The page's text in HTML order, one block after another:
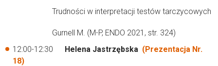
Trudności w interpretacji testów tarczycowych
Gurnell M. (M-P, ENDO 2021, str. 324)
12:00-12:30 Helena Jastrzębska (Prezentacja Nr.
18)